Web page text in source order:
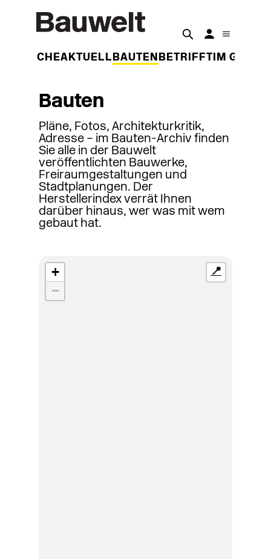
WOCHEAKTUELL BAUTEN BETRIFFT IM
Bauten
Pläne, Fotos, Architekturkritik,
Adresse – im Bauten-Archiv finden
Sie alle in der Bauwelt
veröffentlichten Bauwerke,
Freiraumgestaltungen und
Stadtplanungen. Der
Herstellerindex verrät Ihnen
darüber hinaus, wer was mit wem
gebaut hat.
+
−
📍